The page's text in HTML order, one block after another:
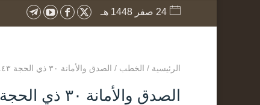
24 صفر 1448 هـ
الرئيسية / الخطب / الصدق والأمانة ٣٠ ذي الحجة ١٤٤٣
الصدق والأمانة ٣٠ ذي الحجة ١٤٤٣